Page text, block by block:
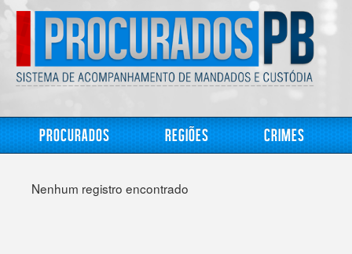
Procurados Regiões Crimes
Nenhum registro encontrado